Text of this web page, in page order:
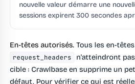
nouvelle valeur démarre une
sessions expirent 300 secondes
En-têtes autorisés. Tous les en-
request_headers
n'atteindront
cible : Crawlbase en supprime un
défaut. Pour vérifier ce qui est